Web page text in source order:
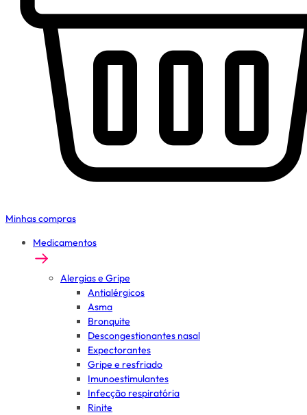
Minhas compras
Medicamentos
Alergias e Gripe
Antialérgicos
Asma
Bronquite
Descongestionantes nasal
Expectorantes
Gripe e resfriado
Imunoestimulantes
Infecção respiratória
Rinite